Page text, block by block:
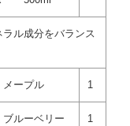
ル成分をバランス
ープル 1
ルーベリー 1